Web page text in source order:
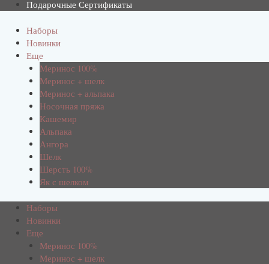
Подарочные Сертификаты
Наборы
Новинки
Еще
Меринос 100%
Меринос + шелк
Меринос + альпака
Носочная пряжа
Кашемир
Альпака
Ангора
Шелк
Шерсть 100%
Як с шелком
Наборы
Новинки
Еще
Меринос 100%
Меринос + шелк